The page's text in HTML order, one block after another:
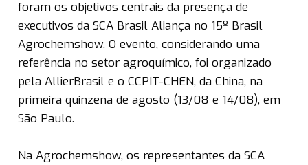
foram os objetivos centrais da presença de
executivos da SCA Brasil Aliança no 15º Brasil
Agrochemshow. O evento, considerando uma
referência no setor agroquímico, foi organizado
pela AllierBrasil e o CCPIT-CHEN, da China, na
primeira quinzena de agosto (13/08 e 14/08), em
São Paulo.
Na Agrochemshow, os representantes da SCA